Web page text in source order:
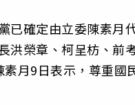
已確定由立委陳素月
洪榮章、柯呈枋、前
月9日表示，尊重